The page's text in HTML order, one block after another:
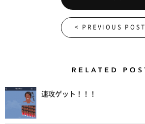
< PREVIOUS POST
速攻ゲット！！！